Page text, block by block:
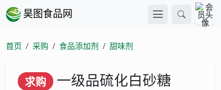
昊图食品网
首页 采购 食品添加剂 甜味剂
求购 一级品硫化白砂糖